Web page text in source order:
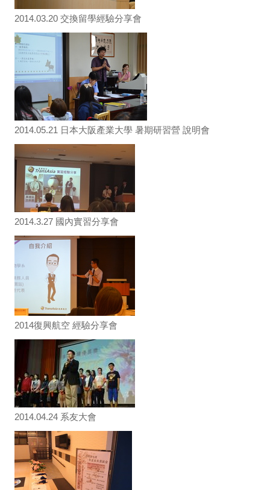
2014.03.20 交換留學經驗分享會
2014.05.21 日本大阪產業大學 暑期研習營 說明會
2014.3.27 國內實習分享會
2014復興航空 經驗分享會
2014.04.24 系友大會